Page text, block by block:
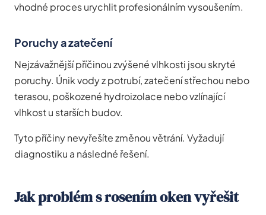
vhodné proces urychlit profesionálním vysoušením.
Poruchy a zatečení
Nejzávažnější příčinou zvýšené vlhkosti jsou skryté
poruchy. Únik vody z potrubí, zatečení střechou nebo
terasou, poškozené hydroizolace nebo vzlínající
vlhkost u starších budov.
Tyto příčiny nevyřešíte změnou větrání. Vyžadují
diagnostiku a následné řešení.
Jak problém s rosením oken vyřešit